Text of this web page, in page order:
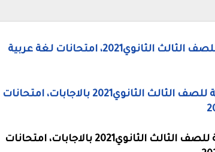
نماذج امتحانات منصة حصص مصر لغة عربية للصف الثالث الثانوي2021، امتحانات لغة عربية
نماذج امتحانات موقع حصص مصر لغة إنجليزية للصف الثالث الثانوي2021 بالاجابات، امتحانات
نماذج امتحانات موقع حصص مصر لغة فرنسية للصف الثالث الثانوي2021 بالاجابات، امتحانات